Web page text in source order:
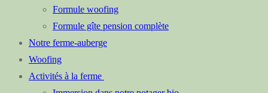
Formule woofing
Formule gîte pension complète
Notre ferme-auberge
Woofing
Activités à la ferme